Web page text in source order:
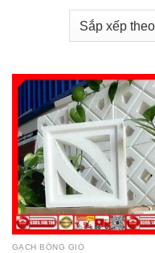
GẠCH BÔNG GIÓ